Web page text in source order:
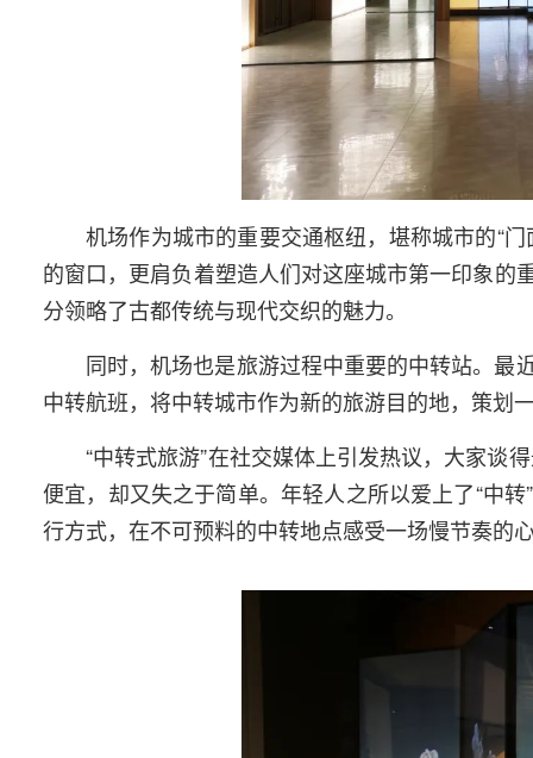
机场作为城市的重要交通枢纽，堪称城市的“
的窗口，更肩负着塑造人们对这座城市第一印象
分领略了古都传统与现代交织的魅力。
同时，机场也是旅游过程中重要的中转站。最
中转航班，将中转城市作为新的旅游目的地，策划
“中转式旅游”在社交媒体上引发热议，大家谈
便宜，却又失之于简单。年轻人之所以爱上了“中
行方式，在不可预料的中转地点感受一场慢节奏的